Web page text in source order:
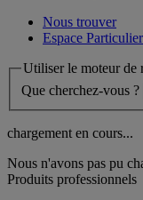
Nous trouver
Espace
Utiliser le moteur de
Que cherchez-vous ?
chargement en cours...
Nous n'avons pas pu
Produits professionnels